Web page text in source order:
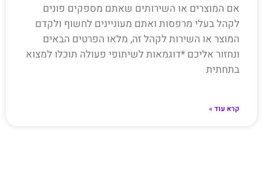
אם המוצרים או השירותים שאתם מספקים פונים
לקהל בעלי מרפסות ואתם מעוניינים לחשוף ולקדם
המוצר או השירות לקהל זה, מלאו הפרטים הבאים
ונחזור אליכם *דוגמאות לשיתופי פעולה תוכלו למצוא
בתחתית
קרא עוד »